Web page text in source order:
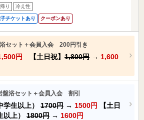
り 冷え性
子チケットあり クーポンあり
セット＋会員入会 200円引き
円 【土日祝】 1,800円 → 1,600
盤浴セット＋会員入会 割引
学生以上） 1700円 → 1500円
【土日
以上） 1800円 → 1600円